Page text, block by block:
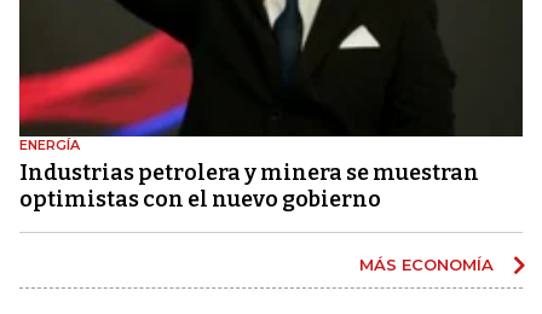
ENERGÍA
Industrias petrolera y minera se muestran
optimistas con el nuevo gobierno
MÁS ECONOMÍA